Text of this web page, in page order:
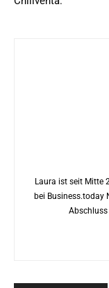
Laura ist seit Mitte
bei Business.today